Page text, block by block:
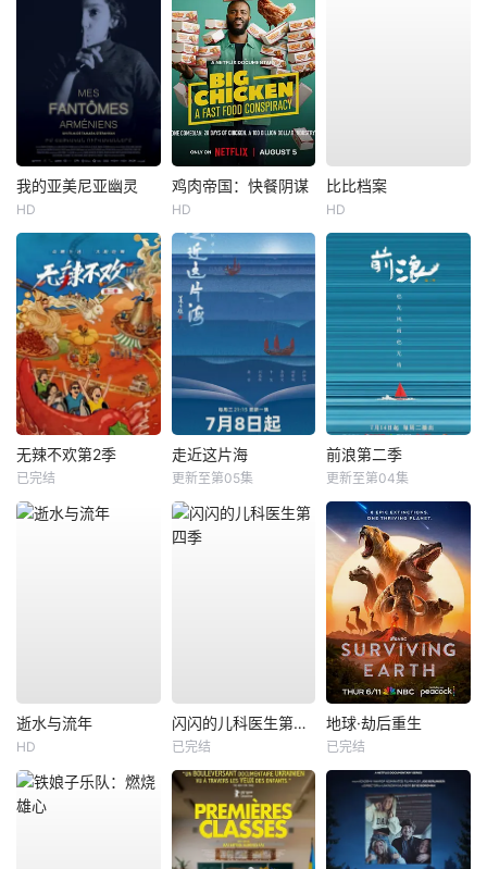
我的亚美尼亚幽灵
HD
鸡肉帝国：快餐阴谋
HD
比比档案
HD
无辣不欢第2季
已完结
走近这片海
更新至第05集
前浪第二季
更新至第04集
逝水与流年
HD
闪闪的儿科医生第四季
已完结
地球·劫后重生
已完结